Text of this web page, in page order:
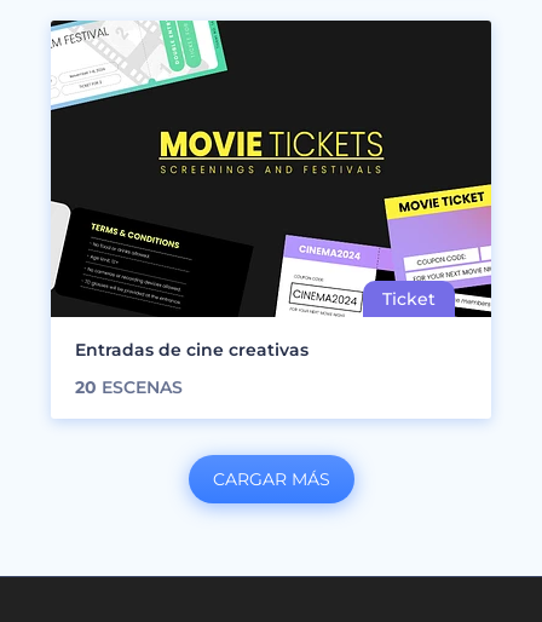
Entradas de cine creativas
20 ESCENAS
CARGAR MÁS